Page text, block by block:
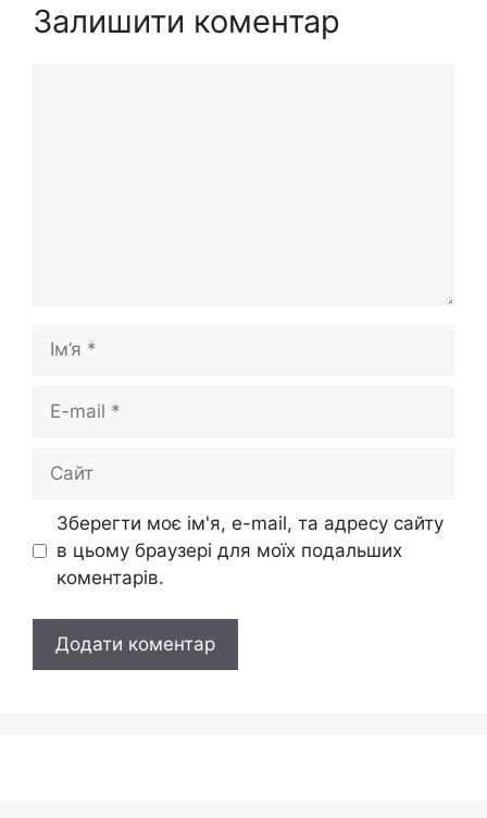
Залишити коментар
mail
Зберегти моє ім'я, e-mail, та адресу сайту
в цьому браузері для моїх подальших
коментарів.